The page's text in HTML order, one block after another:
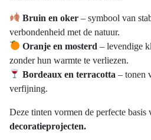
Bruin en oker – symbool van
verbondenheid met de natuur.
Oranje en mosterd – levendige
zonder hun warmte te verliezen.
Bordeaux en terracotta – tonen
verfijning.
Deze tinten vormen de perfecte basis
decoratieprojecten.